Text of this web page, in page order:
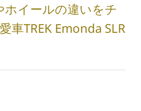
ホイールの違いをチ
車TREK Emonda SLR